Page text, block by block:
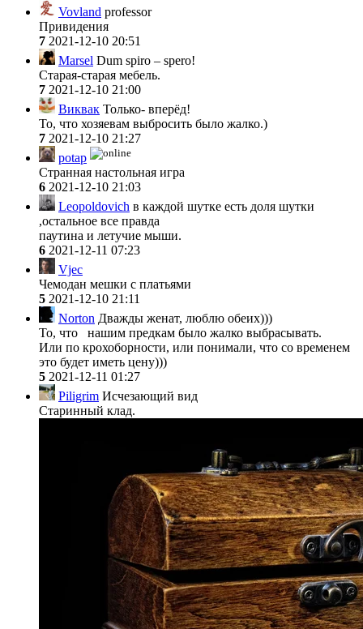
Vovland professor
Привидения
7 2021-12-10 20:51
Marsel Dum spiro – spero!
Старая-старая мебель.
7 2021-12-10 21:00
Виквак Только- вперёд!
То, что хозяевам выбросить было жалко.)
7 2021-12-10 21:27
potap
Странная настольная игра
6 2021-12-10 21:03
Leopoldovich в каждой шутке есть доля шутки
,остальное все правда
паутина и летучие мыши.
6 2021-12-11 07:23
Vjec
Чемодан мешки с платьями
5 2021-12-10 21:11
Norton Дважды женат, люблю обеих)))
То, что нашим предкам было жалко выбрасывать.
Или по крохоборности, или понимали, что со временем
это будет иметь цену)))
5 2021-12-11 01:27
Piligrim Исчезающий вид
Старинный клад.